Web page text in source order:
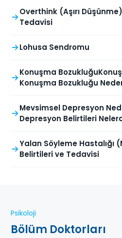
Overthink (Aşırı
Tedavisi
Lohusa Sendromu
Konuşma
Konuşma Bozukluğu
Mevsimsel Depresyon
Depresyon Belirtileri
Yalan Söyleme Hastalığı
Belirtileri ve Tedavisi
Psikoloji
Bölüm Doktorları